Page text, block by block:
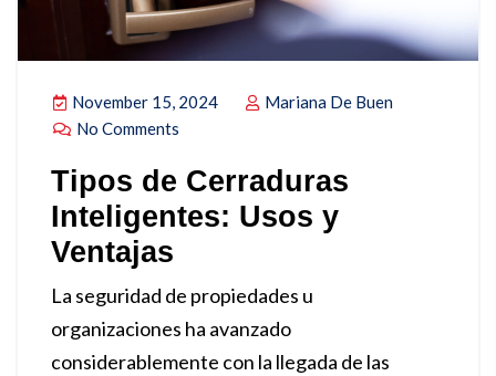
November 15, 2024
Mariana De Buen
No Comments
Tipos de Cerraduras
Inteligentes: Usos y
Ventajas
La seguridad de propiedades u
organizaciones ha avanzado
considerablemente con la llegada de las